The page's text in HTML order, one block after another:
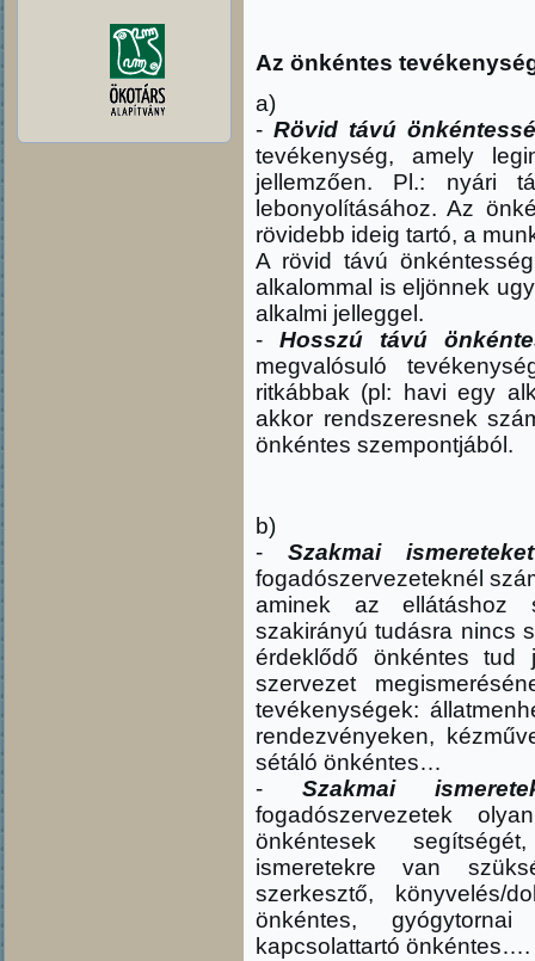
Az önkéntes
a)
- Rövid távú
tevékenység, amely
jellemzően. Pl.: nyári
lebonyolításához. Az
rövidebb ideig tartó, a
A rövid távú
alkalommal is eljönnek
alkalmi jelleggel.
- Hosszú távú
megvalósuló
ritkábbak (pl: havi egy
akkor rendszeresnek
önkéntes szempontjából.
b)
- Szakmai
fogadószervezeteknél
aminek az ellátáshoz
szakirányú tudásra nincs
érdeklődő önkéntes
szervezet
tevékenységek:
rendezvényeken,
sétáló önkéntes…
- Szakmai
fogadószervezetek
önkéntesek
ismeretekre van
szerkesztő, könyvelés/
önkéntes,
kapcsolattartó önkéntes….